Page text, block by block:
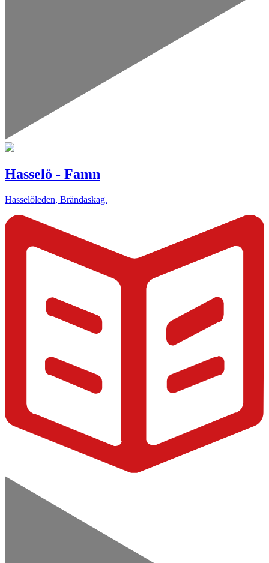
Hasselö - Famn
Hasselöleden, Brändaskag.